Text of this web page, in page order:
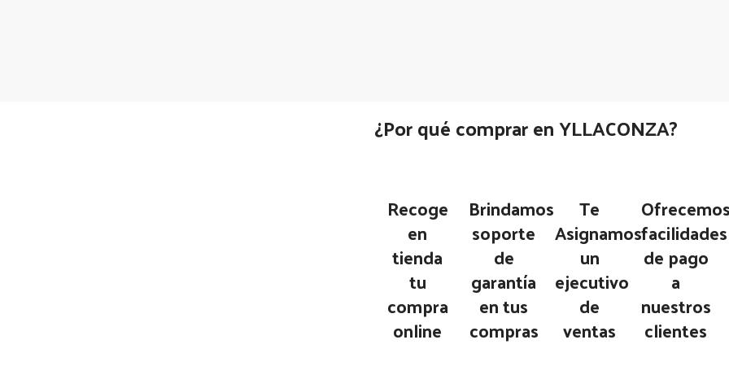
¿Por qué comprar en YLLACONZA?
Recoge
en
tienda
tu
compra
online
Brindamos
soporte
de
garantía
en tus
compras
Te
Asignamos
un
ejecutivo
de
ventas
facilidades
de pago
a
nuestros
clientes